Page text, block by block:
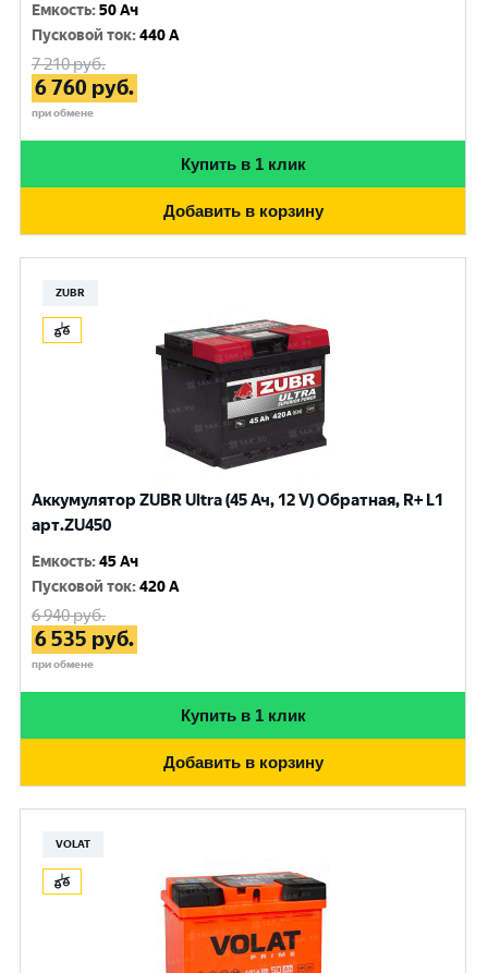
Емкость:50 Ач
Пусковой ток:440 A
7 210руб.
6 760 руб.
при обмене
Купить в 1 клик
Добавить в корзину
ZUBR
Аккумулятор ZUBR Ultra (45 Ач, 12 V) Обратная, R+ L1
арт.ZU450
Емкость:45 Ач
Пусковой ток:420 A
6 940руб.
6 535 руб.
при обмене
Купить в 1 клик
Добавить в корзину
VOLAT